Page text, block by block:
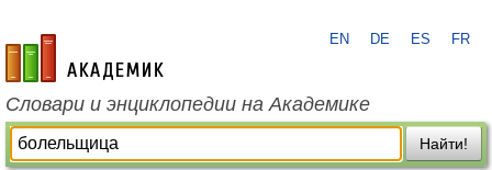
academic.ru
EN DE ES FR
Словари и энциклопедии на Академике
Найти!